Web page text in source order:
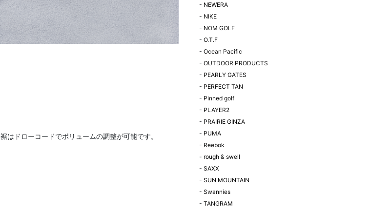
裾はドローコードでボリュームの調整が可能です。
- NEWERA
- NIKE
- NOM GOLF
- O.T.F
- Ocean Pacific
- OUTDOOR PRODUCTS
- PEARLY GATES
- PERFECT TAN
- Pinned golf
- PLAYER2
- PRAIRIE GINZA
- PUMA
- Reebok
- rough & swell
- SAXX
- SUN MOUNTAIN
- Swannies
- TANGRAM